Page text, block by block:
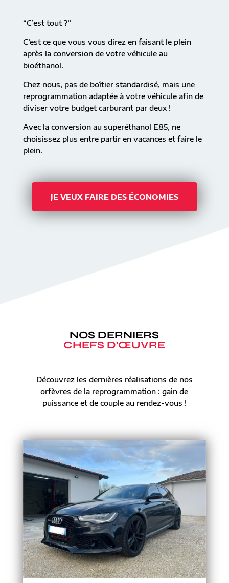
“C’est tout ?”
C’est ce que vous vous direz en faisant le plein
après la conversion de votre véhicule au
bioéthanol.
Chez nous, pas de boîtier standardisé, mais une
reprogrammation adaptée à votre véhicule afin de
diviser votre budget carburant par deux !
Avec la conversion au superéthanol E85, ne
choisissez plus entre partir en vacances et faire le
plein.
JE VEUX FAIRE DES ÉCONOMIES
NOS DERNIERS
CHEFS D’ŒUVRE
Découvrez les dernières réalisations de nos
orfèvres de la reprogrammation : gain de
puissance et de couple au rendez-vous !